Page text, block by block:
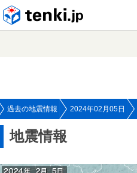
過去の地震情報 2024年02月05日
地震情報